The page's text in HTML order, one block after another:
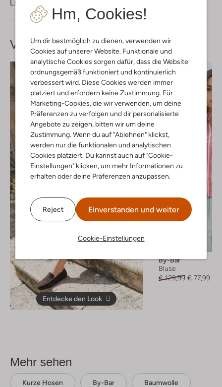
Hm, Cookies!
Um dir bestmöglich zu dienen, verwenden wir
Cookies auf unserer Website. Funktionale und
analytische Cookies sorgen dafür, dass die Website
ordnungsgemäß funktioniert und kontinuierlich
verbessert wird. Diese Cookies werden immer
platziert und erfordern keine Zustimmung. Für
Marketing-Cookies, die wir verwenden, um deine
Präferenzen zu verfolgen und dir personalisierte
Angebote zu zeigen, bitten wir um deine
Zustimmung. Wenn du auf "Ablehnen" klickst,
werden nur die funktionalen und analytischen
Cookies platziert. Du kannst auch auf "Cookie-
Einstellungen" klicken, um mehr Informationen zu
erhalten oder deine Präferenzen anzupassen.
Reject Einverstanden und weiter
Cookie-Einstellungen
Lieferung & Rückgabe
Vervollständige deinenLook
Entdecke den Look
By-Bar
Bluse
€ 129,99 € 77,99
Mehr sehen
Kurze Hosen By-Bar Baumwolle